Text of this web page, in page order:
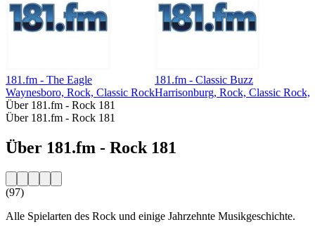
181.fm - The Eagle
Waynesboro, Rock, Classic Rock
181.fm - Classic Buzz
Harrisonburg, Rock, Classic Rock,
Über 181.fm - Rock 181
Über 181.fm - Rock 181
Über 181.fm - Rock 181
(97)
Alle Spielarten des Rock und einige Jahrzehnte Musikgeschichte.